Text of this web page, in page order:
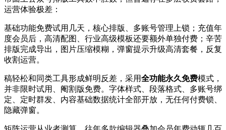
运营体验极差：
基础功能免费试用几天，核心排版、多账号管理上锁；充值年
度会员后，高清配图、行业高级模板还要额外单独付费；辛苦
排版完成导出，图片压缩模糊，弹窗提示升级高清套餐，反复
收割运营。
稿轻松和同类工具形成鲜明反差，采用全功能永久免费模式，
并非限时试用、阉割版免费。字体样式、段落格式、多账号绑
定、定时群发、内容基础数据统计全部开放，无任何付费锁、
隐藏弹窗。